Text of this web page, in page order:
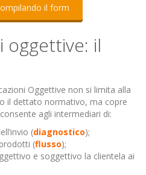
il form
oggettive: il
Oggettive non si limita alla
il dettato normativo, ma copre
agli intermediari di:
(diagnostico);
(flusso);
e soggettivo la clientela ai